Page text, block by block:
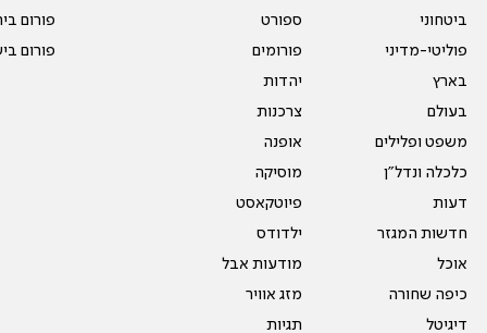
ביטחוני
פוליטי-מדיני
בארץ
בעולם
משפט ופלילים
כלכלה ונדל"ן
דעות
חדשות המגזר
אוכל
כיפה שחורה
דיגיטל
ספורט
פורומים
יהדות
צרכנות
אופנה
מוסיקה
פיוטקאסט
ילדודס
מודעות אבל
מזג אוויר
תגיות
פורום
פורום